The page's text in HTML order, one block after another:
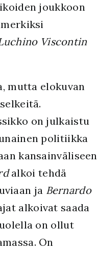
joukkoon
Viscontin
mutta elokuvan
on julkaistu
politiikka
kansainväliseen
alkoi tehdä
ja Bernardo
alkoivat saada
on ollut
On